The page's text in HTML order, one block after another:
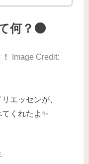
何？🌑
Image Credit:
エッセンが、
くれたよ✨